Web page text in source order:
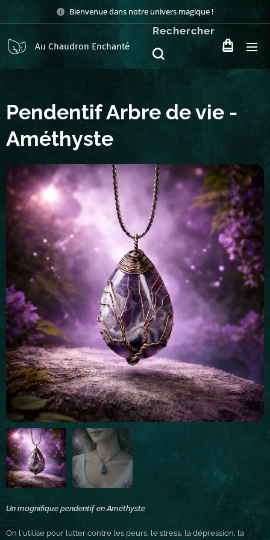
Bienvenue dans notre univers magique !
Au Chaudron Enchanté
Rechercher
Pendentif Arbre de vie -
Améthyste
Un magnifique pendentif en Améthyste
On l'utilise pour lutter contre les peurs, le stress, la dépression, la